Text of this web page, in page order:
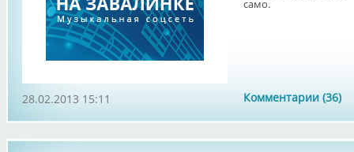
само.
Комментарии (36)
28.02.2013 15:11